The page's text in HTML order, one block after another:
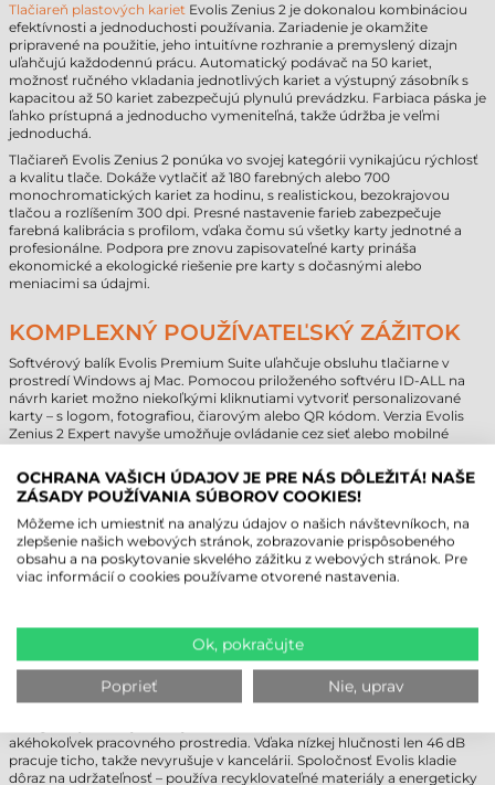
Tlačiareň plastových kariet Evolis Zenius 2 je dokonalou kombináciou
efektívnosti a jednoduchosti používania. Zariadenie je okamžite
pripravené na použitie, jeho intuitívne rozhranie a premyslený dizajn
uľahčujú každodennú prácu. Automatický podávač na 50 kariet,
možnosť ručného vkladania jednotlivých kariet a výstupný zásobník s
kapacitou až 50 kariet zabezpečujú plynulú prevádzku. Farbiaca páska je
ľahko prístupná a jednoducho vymeniteľná, takže údržba je veľmi
jednoduchá.
Tlačiareň Evolis Zenius 2 ponúka vo svojej kategórii vynikajúcu rýchlosť
a kvalitu tlače. Dokáže vytlačiť až 180 farebných alebo 700
monochromatických kariet za hodinu, s realistickou, bezokrajovou
tlačou a rozlíšením 300 dpi. Presné nastavenie farieb zabezpečuje
farebná kalibrácia s profilom, vďaka čomu sú všetky karty jednotné a
profesionálne. Podpora pre znovu zapisovateľné karty prináša
ekonomické a ekologické riešenie pre karty s dočasnými alebo
meniacimi sa údajmi.
KOMPLEXNÝ POUŽÍVATEĽSKÝ ZÁŽITOK
Softvérový balík Evolis Premium Suite uľahčuje obsluhu tlačiarne v
prostredí Windows aj Mac. Pomocou priloženého softvéru ID-ALL na
návrh kariet možno niekoľkými kliknutiami vytvoriť personalizované
karty – s logom, fotografiou, čiarovým alebo QR kódom. Verzia Evolis
Zenius 2 Expert navyše umožňuje ovládanie cez sieť alebo mobilné
je mimoriadne praktické v dynamickom kancelárskom prostredí.
BEZPEČNOSŤ A OCHRANA ÚDAJOV NA
PRVOM MIESTE
Tlačiareň plastových kariet Evolis Zenius 2 je nielen rýchla a presná, ale
vytlačené karty dokonale integrovať do firemných prístupových
systémov. Funkcia digitálneho vymazania údajov zaisťuje, že citlivé
informácie nezostanú v pamäti tlačiarne, a pomocou farbiacej pásky
YMCKOO možno na karty tlačiť aj UV efekt, čím sa zvyšuje ich
bezpečnostná úroveň.
akéhokoľvek pracovného prostredia. Vďaka nízkej hlučnosti len 46 dB
pracuje ticho, takže nevyrušuje v kancelárii. Spoločnosť Evolis kladie
dôraz na udržateľnosť – používa recyklovateľné materiály a energeticky
OCHRANA VAŠICH ÚDAJOV JE PRE NÁS DÔLEŽITÁ! NAŠE
ZÁSADY POUŽÍVANIA SÚBOROV COOKIES!
Môžeme ich umiestniť na analýzu údajov o našich návštevníkoch, na
zlepšenie našich webových stránok, zobrazovanie prispôsobeného
obsahu a na poskytovanie skvelého zážitku z webových stránok. Pre
viac informácií o cookies používame otvorené nastavenia.
Ok, pokračujte
Poprieť Nie, uprav